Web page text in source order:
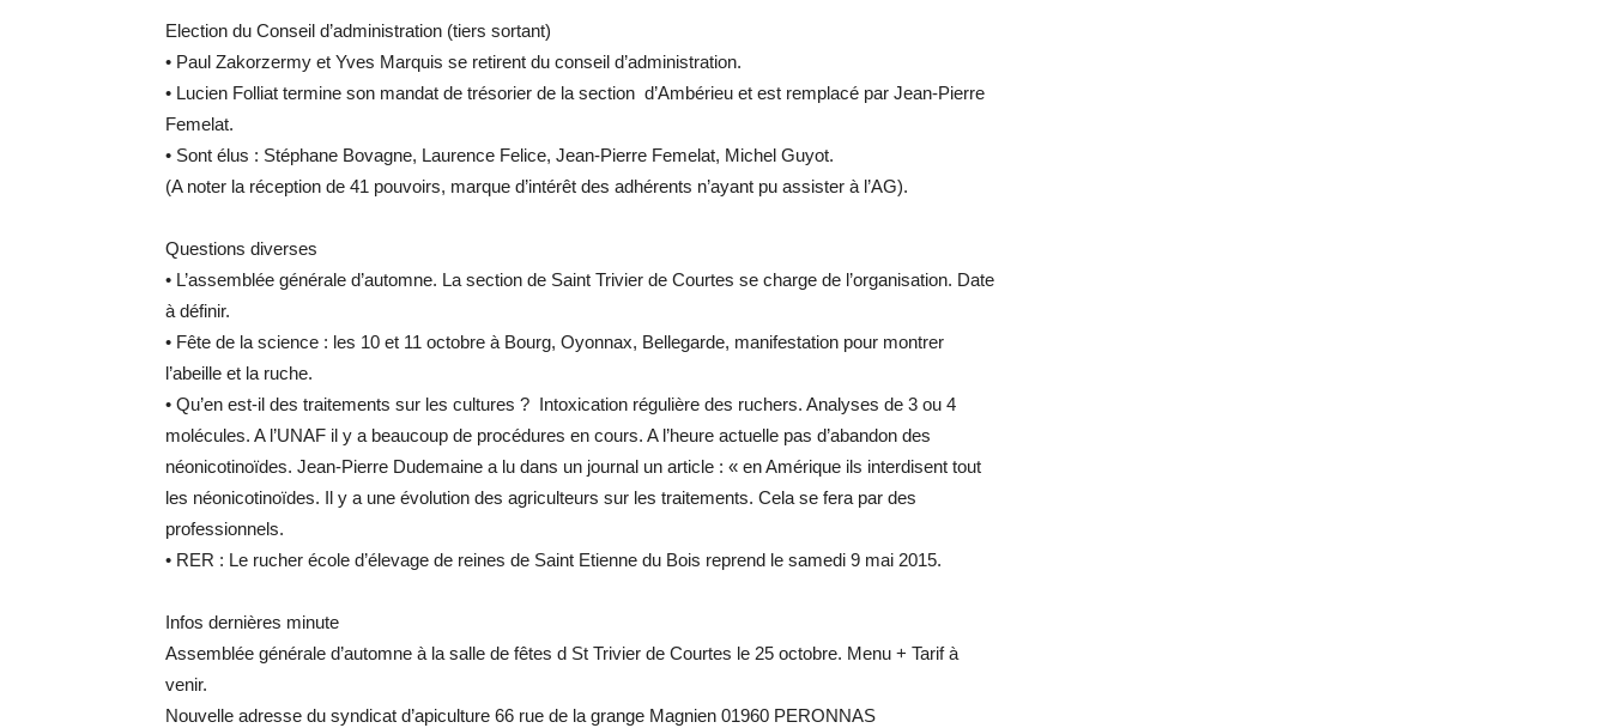
Election du Conseil d’administration (tiers sortant)
• Paul Zakorzermy et Yves Marquis se retirent du conseil d’administration.
• Lucien Folliat termine son mandat de trésorier de la section d’Ambérieu et est remplacé par Jean-Pierre
Femelat.
• Sont élus : Stéphane Bovagne, Laurence Felice, Jean-Pierre Femelat, Michel Guyot.
(A noter la réception de 41 pouvoirs, marque d’intérêt des adhérents n’ayant pu assister à l’AG).
Questions diverses
• L’assemblée générale d’automne. La section de Saint Trivier de Courtes se charge de l’organisation. Date
à définir.
• Fête de la science : les 10 et 11 octobre à Bourg, Oyonnax, Bellegarde, manifestation pour montrer
l’abeille et la ruche.
• Qu’en est-il des traitements sur les cultures ? Intoxication régulière des ruchers. Analyses de 3 ou 4
molécules. A l’UNAF il y a beaucoup de procédures en cours. A l’heure actuelle pas d’abandon des
néonicotinoïdes. Jean-Pierre Dudemaine a lu dans un journal un article : « en Amérique ils interdisent tout
les néonicotinoïdes. Il y a une évolution des agriculteurs sur les traitements. Cela se fera par des
professionnels.
• RER : Le rucher école d’élevage de reines de Saint Etienne du Bois reprend le samedi 9 mai 2015.
Infos dernières minute
Assemblée générale d’automne à la salle de fêtes d St Trivier de Courtes le 25 octobre. Menu + Tarif à
venir.
Nouvelle adresse du syndicat d’apiculture 66 rue de la grange Magnien 01960 PERONNAS